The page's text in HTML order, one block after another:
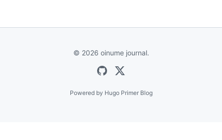
© 2026 oinume journal.
Powered by Hugo Primer Blog